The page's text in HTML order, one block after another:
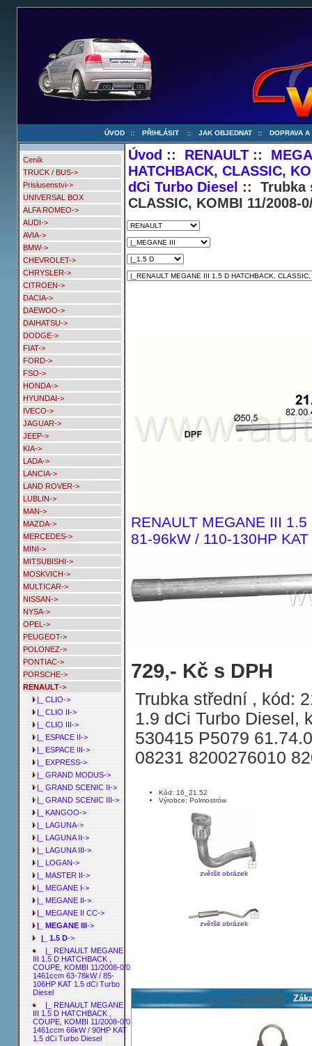
ÚVOD :: PŘIHLÁSIT :: JAK OBJEDNAT :: DOPRAVA A
Ceník
TRUCK / BUS->
Prislusenstvi->
UNIVERSAL BOX
ALFA ROMEO->
AUDI->
AVIA->
BMW->
CHEVROLET->
CHRYSLER->
CITROEN->
DACIA->
DAEWOO->
DAIHATSU->
DODGE->
FIAT->
FORD->
FSO->
HONDA->
HYUNDAI->
IVECO->
JAGUAR->
JEEP->
KIA->
LADA->
LANCIA->
LAND ROVER->
LUBLIN->
MAN->
MAZDA->
MERCEDES->
MINI->
MITSUBISHI->
MOSKVICH->
MULTICAR->
NISSAN->
NYSA->
OPEL->
PEUGEOT->
POLONEZ->
PONTIAC->
PORSCHE->
RENAULT->
|_ CLIO->
|_ CLIO II->
|_ CLIO III->
|_ ESPACE II->
|_ ESPACE III->
|_ EXPRESS->
|_ GRAND MODUS->
|_ GRAND SCENIC II->
|_ GRAND SCENIC III->
|_ KANGOO->
|_ LAGUNA->
|_ LAGUNA II->
|_ LAGUNA III->
|_ LOGAN->
|_ MASTER II->
|_ MEGANE I->
|_ MEGANE II->
|_ MEGANE II CC->
|_ MEGANE III ->
|_ 1.5 D->
|_ RENAULT MEGANE
III 1.5 D HATCHBACK ,
COUPE, KOMBI 11/2008-0/0
1461ccm 63-78kW / 85-
106HP KAT 1.5 dCi Turbo
Diesel
|_ RENAULT MEGANE
III 1.5 D HATCHBACK ,
COUPE, KOMBI 11/2008-0/0
1461ccm 66kW / 90HP KAT
1.5 dCi Turbo Diesel
Úvod :: RENAULT ::
HATCHBACK, CLASSIC,
dCi Turbo Diesel
:: Trubka
CLASSIC, KOMBI 11/2008-
RENAULT MEGANE III
81-96kW / 110-130HP
Trubka střední RENAULT MEGANE
130HP KAT 1.5 dCi Turbo Diesel
729,- Kč s DPH
Trubka střední , kód:
1.9 dCi Turbo Diesel,
530415 P5079
08231 8200276010
Kód: 16_21.52
Výrobce: Polmostrów
zvětšit obrázek
zvětšit obrázek